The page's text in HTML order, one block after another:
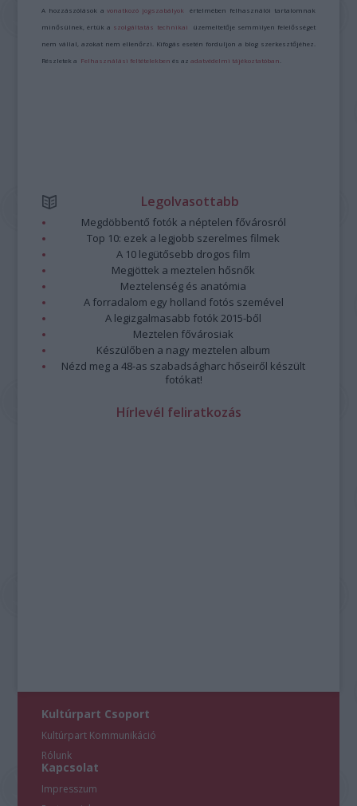
A hozzászólások avonatkozó jogszabályok értelmében felhasználói tartalomnak
minősülnek, értük a szolgáltatás technikai üzemeltetője semmilyen felelősséget
nem vállal, azokat nem ellenőrzi. Kifogás esetén forduljon a blog szerkesztőjéhez.
Részletek a Felhasználási feltételekben és azadatvédelmi tájékoztatóban
Legolvasottabb
Megdöbbentő fotók a néptelen fővárosról
Top 10: ezek a legjobb szerelmes filmek
A 10 legütősebb drogos film
Megjöttek a meztelen hősnők
Meztelenség és anatómia
A forradalom egy holland fotós szemével
A legizgalmasabb fotók 2015-ből
Meztelen fővárosiak
Készülőben a nagy meztelen album
Nézd meg a 48-as szabadságharc hőseiről készült
fotókat!
Hírlevél feliratkozás
Kultúrpart Csoport
Kultúrpart Kommunikáció
Rólunk
Kapcsolat
Impresszum